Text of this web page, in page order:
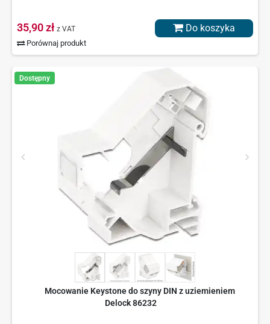
35,90 zł z VAT
Porównaj produkt
Do koszyka
Dostępny
Mocowanie Keystone do szyny DIN z uziemieniem
Delock 86232